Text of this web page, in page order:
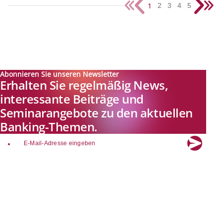
1 2 3 4 5
Abonnieren Sie unseren Newsletter
Erhalten Sie regelmäßig News,
interessante Beiträge und
Seminarangebote zu den aktuellen
Banking-Themen.
email